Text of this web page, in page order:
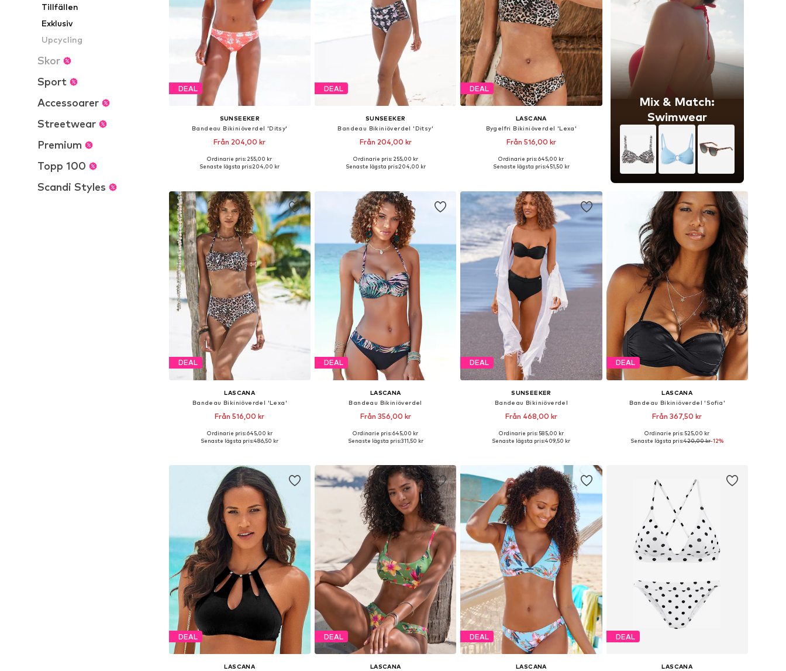
Tillfällen
Exklusiv
Upcycling
Skor
Sport
Accessoarer
Streetwear
Premium
Topp 100
Scandi Styles
DEAL
SUNSEEKER
Bandeau Bikiniöverdel 'Ditsy'
Från 204,00 kr
+ 1
Tillgänglig i många storlekar
Ordinarie pris: 255,00 kr
Senaste lägsta pris:204,00 kr
DEAL
SUNSEEKER
Bandeau Bikiniöverdel 'Ditsy'
Från 204,00 kr
+1
Tillgänglig i många storlekar
Ordinarie pris: 255,00 kr
Senaste lägsta pris:204,00 kr
DEAL
LASCANA
Bygelfri Bikiniöverdel 'Lexa'
Från 516,00 kr
Ordinarie pris: 645,00 kr
Senaste lägsta pris:451,50 kr
Mix & Match:
Swimwear
DEAL
LASCANA
Bandeau Bikiniöverdel 'Lexa'
Från 516,00 kr
Ordinarie pris: 645,00 kr
Senaste lägsta pris:486,50 kr
DEAL
LASCANA
Bandeau Bikiniöverdel
Från 356,00 kr
Tillgänglig i många storlekar
Ordinarie pris: 645,00 kr
Senaste lägsta pris:311,50 kr
DEAL
SUNSEEKER
Bandeau Bikiniöverdel
Från 468,00 kr
Tillgänglig i många storlekar
Ordinarie pris: 585,00 kr
Senaste lägsta pris:409,50 kr
DEAL
LASCANA
Bandeau Bikiniöverdel 'Sofia'
Från 367,50 kr
Tillgänglig i många storlekar
Ordinarie pris: 525,00 kr
Senaste lägsta pris:420,00 kr-12%
DEAL
LASCANA
DEAL
LASCANA
DEAL
LASCANA
DEAL
LASCANA